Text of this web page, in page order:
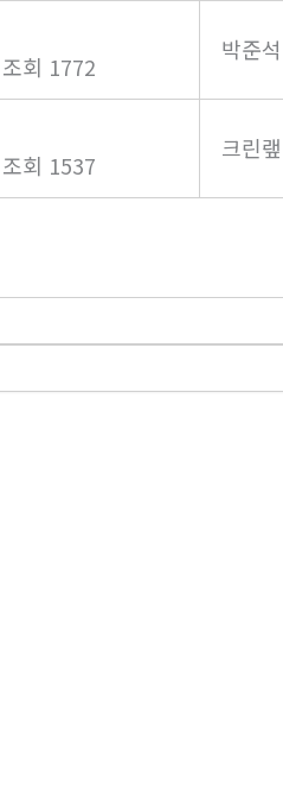
조회 1772
박준석
조회 1537
크린랲